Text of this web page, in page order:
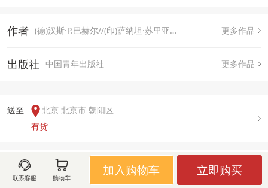
作者 (德)汉斯·P.巴赫尔//(印)萨纳坦·苏里亚万希 更多作品
出版社 中国青年出版社 更多作品
送至
北京 北京市 朝阳区
有货
用户评论(
联系客服 购物车
加入购物车 立即购买